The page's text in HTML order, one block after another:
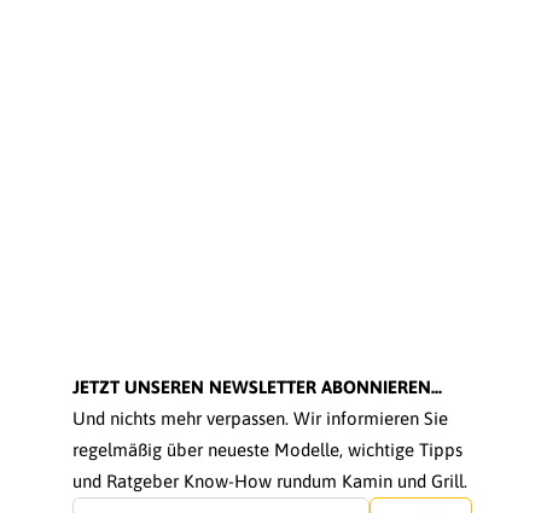
JETZT UNSEREN NEWSLETTER ABONNIEREN...
Und nichts mehr verpassen. Wir informieren Sie
regelmäßig über neueste Modelle, wichtige Tipps
und Ratgeber Know-How rundum Kamin und Grill.